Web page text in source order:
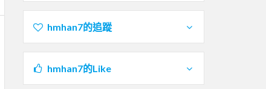
hmhan7的追蹤
hmhan7的Like